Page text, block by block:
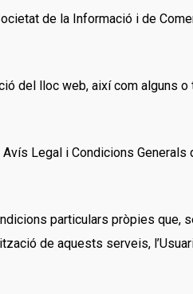
de la Informació i de
del lloc web, així com alguns
Legal i Condicions Generals
particulars pròpies que,
de aquests serveis,